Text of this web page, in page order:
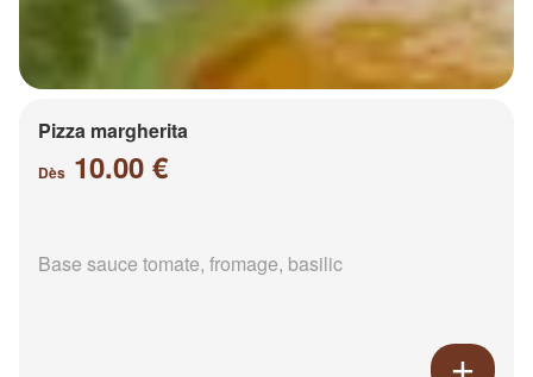
Pizza margherita
Dès 10.00 €
Base sauce tomate, fromage, basilic